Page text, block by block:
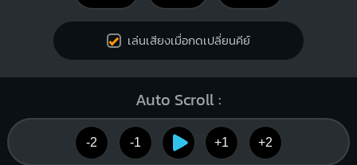
เล่นเสียงเมื่อกดเปลี่ยนคีย์
Auto Scroll :
-2 -1 +1 +2